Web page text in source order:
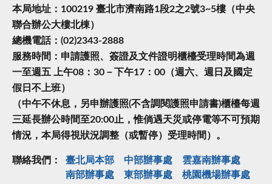
本局地址：100219 臺北市濟南路1段2之2號3~5樓（中央
聯合辦公大樓北棟）
總機電話：(02)2343-2888
服務時間：申請護照、簽證及文件證明櫃檯受理時間為週
一至週五 上午08：30－下午17：00（週六、週日及國定
假日不上班）
（中午不休息，另申辦護照(不含調閱護照申請書)櫃檯每週
三延長辦公時間至20:00止，惟倘遇天災或停電等不可預期
情況，本局得視狀況調整（或暫停）受理時間）。
聯絡我們： 臺北局本部 中部辦事處
雲嘉南辦事處
南部辦事處
東部辦事處 桃園機場辦事處